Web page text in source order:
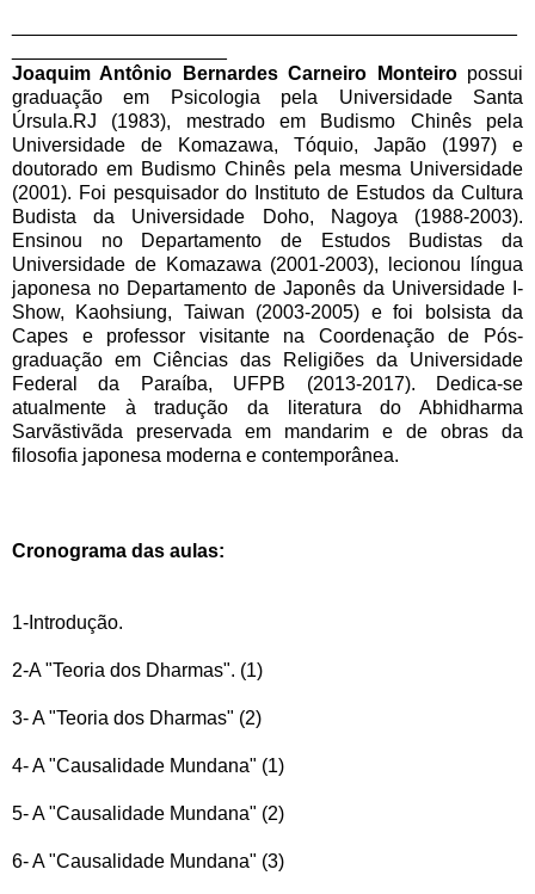
Joaquim Antônio Bernardes Carneiro Monteiropossui
graduação em Psicologia pela Universidade Santa
Úrsula.RJ (1983), mestrado em Budismo Chinês pela
Universidade de Komazawa, Tóquio, Japão (1997) e
doutorado em Budismo Chinês pela mesma Universidade
(2001). Foi pesquisador do Instituto de Estudos da Cultura
Budista da Universidade Doho, Nagoya (1988-2003).
Ensinou no Departamento de Estudos Budistas da
Universidade de Komazawa (2001-2003), lecionou língua
japonesa no Departamento de Japonês da Universidade I-
Show, Kaohsiung, Taiwan (2003-2005) e foi bolsista da
Capes e professor visitante na Coordenação de Pós-
graduação em Ciências das Religiões da Universidade
Federal da Paraíba, UFPB (2013-2017). Dedica-se
atualmente à tradução da literatura do Abhidharma
Sarvãstivãda preservada em mandarim e de obras da
filosofia japonesa moderna e contemporânea.
Cronograma das aulas:
1-Introdução.
2-A "Teoria dos Dharmas". (1)
3- A "Teoria dos Dharmas" (2)
4- A "Causalidade Mundana" (1)
5- A "Causalidade Mundana" (2)
6- A "Causalidade Mundana" (3)